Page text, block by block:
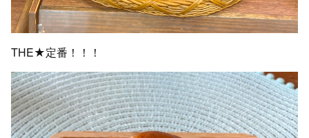
THE★定番！！！